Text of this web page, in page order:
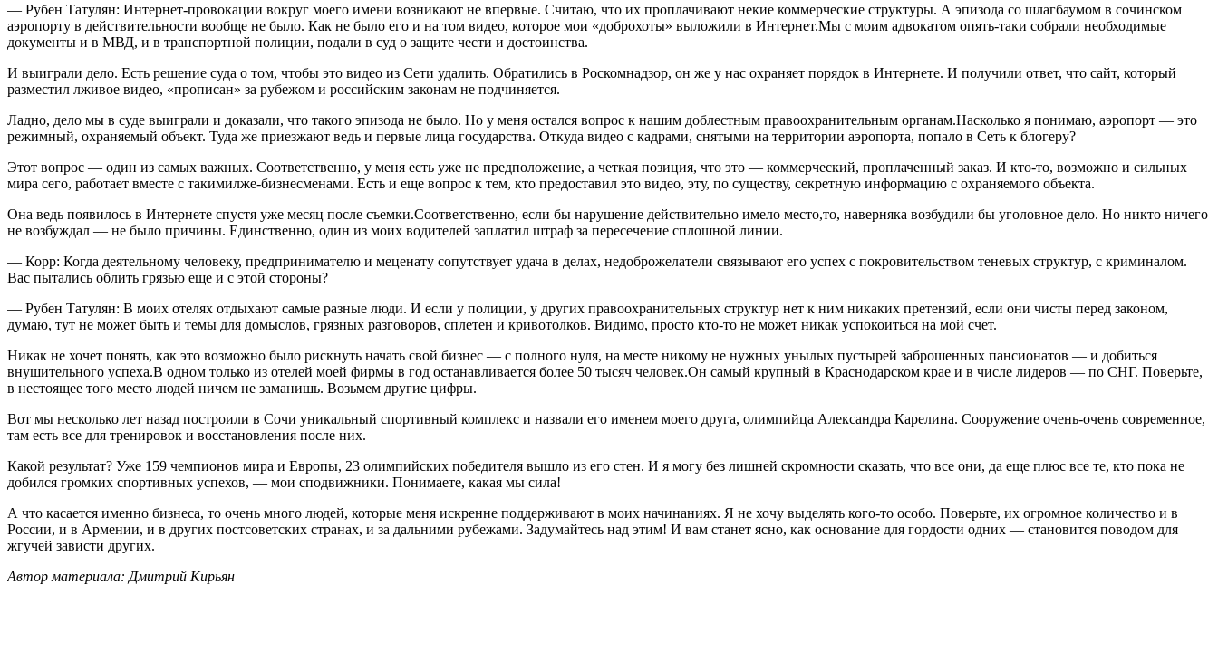
— Рубен Татулян: Интернет-провокации вокруг моего имени возникают не впервые. Считаю, что их проплачивают некие коммерческие структуры. А эпизода со шлагбаумом в сочинском
аэропорту в действительности вообще не было. Как не было его и на том видео, которое мои «доброхоты» выложили в Интернет.Мы с моим адвокатом опять-таки собрали необходимые
документы и в МВД, и в транспортной полиции, подали в суд о защите чести и достоинства.
И выиграли дело. Есть решение суда о том, чтобы это видео из Сети удалить. Обратились в Роскомнадзор, он же у нас охраняет порядок в Интернете. И получили ответ, что сайт, который
разместил лживое видео, «прописан» за рубежом и российским законам не подчиняется.
Ладно, дело мы в суде выиграли и доказали, что такого эпизода не было. Но у меня остался вопрос к нашим доблестным правоохранительным органам.Насколько я понимаю, аэропорт — это
режимный, охраняемый объект. Туда же приезжают ведь и первые лица государства. Откуда видео с кадрами, снятыми на территории аэропорта, попало в Сеть к блогеру?
Этот вопрос — один из самых важных. Соответственно, у меня есть уже не предположение, а четкая позиция, что это — коммерческий, проплаченный заказ. И кто-то, возможно и сильных
мира сего, работает вместе с такимилже-бизнесменами. Есть и еще вопрос к тем, кто предоставил это видео, эту, по существу, секретную информацию с охраняемого объекта.
Она ведь появилось в Интернете спустя уже месяц после съемки.Соответственно, если бы нарушение действительно имело место,то, наверняка возбудили бы уголовное дело. Но никто ничего
не возбуждал — не было причины. Единственно, один из моих водителей заплатил штраф за пересечение сплошной линии.
— Корр: Когда деятельному человеку, предпринимателю и меценату сопутствует удача в делах, недоброжелатели связывают его успех с покровительством теневых структур, с криминалом.
Вас пытались облить грязью еще и с этой стороны?
— Рубен Татулян: В моих отелях отдыхают самые разные люди. И если у полиции, у других правоохранительных структур нет к ним никаких претензий, если они чисты перед законом,
думаю, тут не может быть и темы для домыслов, грязных разговоров, сплетен и кривотолков. Видимо, просто кто-то не может никак успокоиться на мой счет.
Никак не хочет понять, как это возможно было рискнуть начать свой бизнес — с полного нуля, на месте никому не нужных унылых пустырей заброшенных пансионатов — и добиться
внушительного успеха.В одном только из отелей моей фирмы в год останавливается более 50 тысяч человек.Он самый крупный в Краснодарском крае и в числе лидеров — по СНГ. Поверьте,
в нестоящее того место людей ничем не заманишь. Возьмем другие цифры.
Вот мы несколько лет назад построили в Сочи уникальный спортивный комплекс и назвали его именем моего друга, олимпийца Александра Карелина. Сооружение очень-очень современное,
там есть все для тренировок и восстановления после них.
Какой результат? Уже 159 чемпионов мира и Европы, 23 олимпийских победителя вышло из его стен. И я могу без лишней скромности сказать, что все они, да еще плюс все те, кто пока не
добился громких спортивных успехов, — мои сподвижники. Понимаете, какая мы сила!
А что касается именно бизнеса, то очень много людей, которые меня искренне поддерживают в моих начинаниях. Я не хочу выделять кого-то особо. Поверьте, их огромное количество и в
России, и в Армении, и в других постсоветских странах, и за дальними рубежами. Задумайтесь над этим! И вам станет ясно, как основание для гордости одних — становится поводом для
жгучей зависти других.
Автор материала: Дмитрий Кирьян